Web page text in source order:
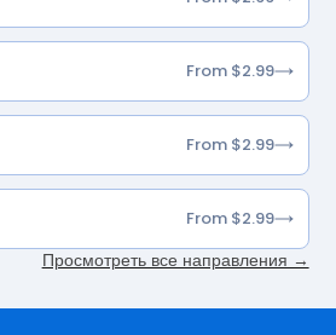
From $2.99
From $2.99
From $2.99
Просмотреть все направления →